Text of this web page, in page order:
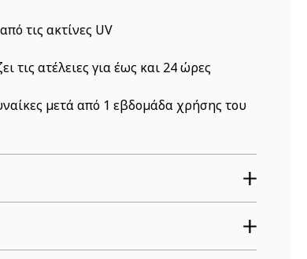
τις ακτίνες UV
τις ατέλειες για έως και 24 ώρες
μετά από 1 εβδομάδα χρήσης του